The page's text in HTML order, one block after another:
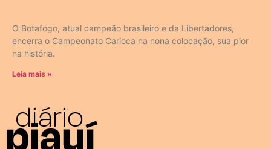
O Botafogo, atual campeão brasileiro e da Libertadores,
encerra o Campeonato Carioca na nona colocação, sua pior
na história.
Leia mais »